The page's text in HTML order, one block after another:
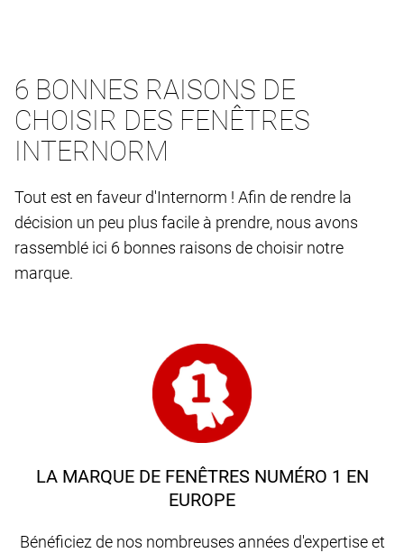
6 BONNES RAISONS DE
CHOISIR DES FENÊTRES
INTERNORM
Tout est en faveur d'Internorm ! Afin de rendre la
décision un peu plus facile à prendre, nous avons
rassemblé ici 6 bonnes raisons de choisir notre
marque.
LA MARQUE DE FENÊTRES NUMÉRO 1 EN
EUROPE
Bénéficiez de nos nombreuses années d'expertise et